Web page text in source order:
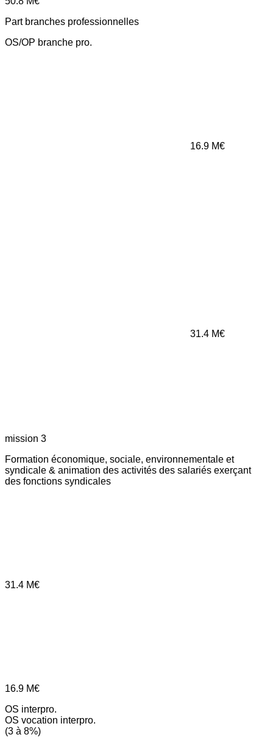
Part branches professionnelles
OS/OP branche pro.
16.9 M€
31.4 M€
mission 3
Formation économique, sociale, environnementale et
syndicale & animation des activités des salariés exerçant
des fonctions syndicales
31.4 M€
16.9 M€
OS interpro.
OS vocation interpro.
(3 à 8%)